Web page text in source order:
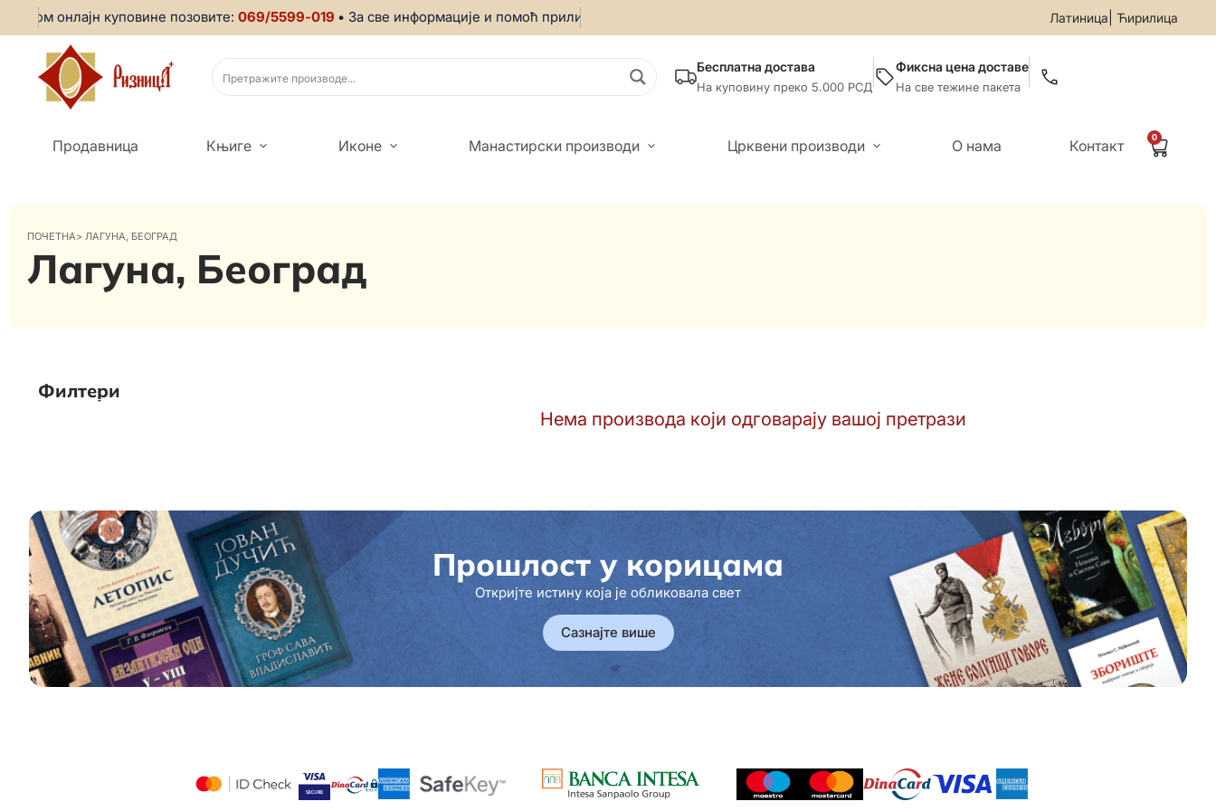
Латиница Ћирилица
онлајн куповине позовите:069/5599-019• За све информације и помоћ приликом онлајн куповине позовите: • За све информације и помоћ приликом онлајн
Бесплатна достава
На куповину преко 5.000 РСД
Фиксна цена доставе
На све тежине пакета
0
Продавница Књиге Иконе Манастирски производи Црквени производи О нама Контакт
ПОЧЕТНА> ЛАГУНА, БЕОГРАД
Лагуна, Београд
Филтери
Нема производа који одговарају вашој претрази
Прошлост у корицама
Откријте истину која је обликовала свет
Сазнајте више